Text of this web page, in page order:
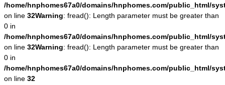
/home/hnphomes67a0/domains/hnphomes.com/public_html/
on line 32Warning: fread(): Length parameter must be greater than
0 in
/home/hnphomes67a0/domains/hnphomes.com/public_html/
on line 32Warning: fread(): Length parameter must be greater than
0 in
/home/hnphomes67a0/domains/hnphomes.com/public_html/
on line 32